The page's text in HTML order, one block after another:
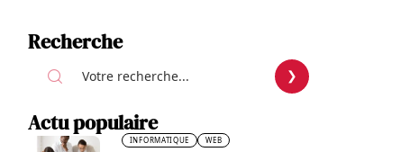
Recherche
Actu populaire
INFORMATIQUE WEB